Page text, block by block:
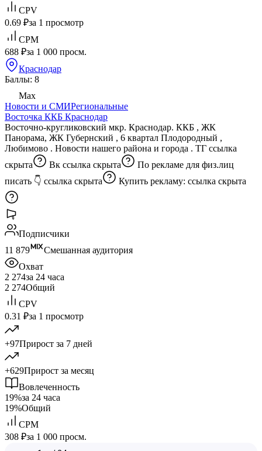
CPV
0.69 ₽за 1 просмотр
CPM
688 ₽за 1 000 просм.
Краснодар
Баллы: 8
Max
Новости и СМИРегиональные
Восточка ККБ Краснодар
Восточно-кругликовский мкр. Краснодар. ККБ , ЖК
Панорама, ЖК Губернский , 6 квартал Плодородный ,
Любимово . Новости нашего района и города . ТГ ссылка
скрыта
Вк ссылка скрыта
По рекламе для физ.лиц
писать 👇 ссылка скрыта Купить рекламу: ссылка скрыта
Подписчики
11 879
Смешанная аудитория
Охват
2 274за 24 часа
2 274Общий
CPV
0.31 ₽за 1 просмотр
+97Прирост за 7 дней
+629Прирост за месяц
Вовлеченность
19%за 24 часа
19%Общий
CPM
308 ₽за 1 000 просм.